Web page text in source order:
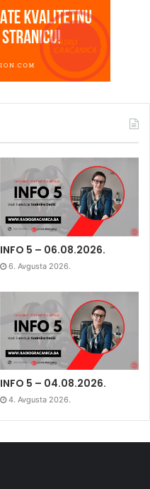
INFO 5 – 06.08.2026.
6. Avgusta 2026.
INFO 5 – 04.08.2026.
4. Avgusta 2026.